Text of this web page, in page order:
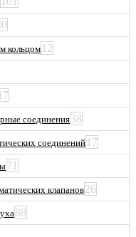
кольцом 12
соединения38
соединений17
71
клапанов26
88